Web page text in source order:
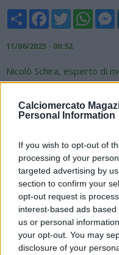
Calciomercato
Personal Information
If you wish to opt-out of
processing of your
targeted advertising by
section to confirm your
opt-out request is
interest-based ads
us or personal
your opt-out. You may
disclosure of your
Share FacebookTwitter
11/06/2025 - 00:52
Nicolò Schira, esperto di
è pronto a presentare al
considera un obiettivo
?? Excl. -#Galatasaray are
official bid to try to keep
consider him a main
#transfers
— Nicolò Schira